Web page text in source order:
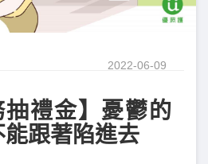
2022-06-09
抽禮金】憂鬱的
跟著陷進去